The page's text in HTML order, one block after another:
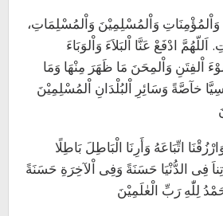
وَاْلمُؤْمِنَاتِ وَاْلمُسْلِمِيْنَ وَاْلمُسْلِمَاتِ،
اَللّهُمَّ ادْفَعْ عَنَّا اْلبَلاَءَ وَاْلوَبَاءَ
اْلفِتَنِ وَاْلمِحَنَ مَا ظَهَرَ مِنْهَا وَمَا
خآصَّةً وَسَائِرِ اْلبُلْدَانِ اْلمُسْلِمِيْنَ
اتِّبَاعَهُ وَأَرِنَا الْبَاطِلَ بَاطِلًا
آتِناَ فِى الدُّنْيَا حَسَنَةً وَفِى اْلآخِرَةِ حَسَنَةً